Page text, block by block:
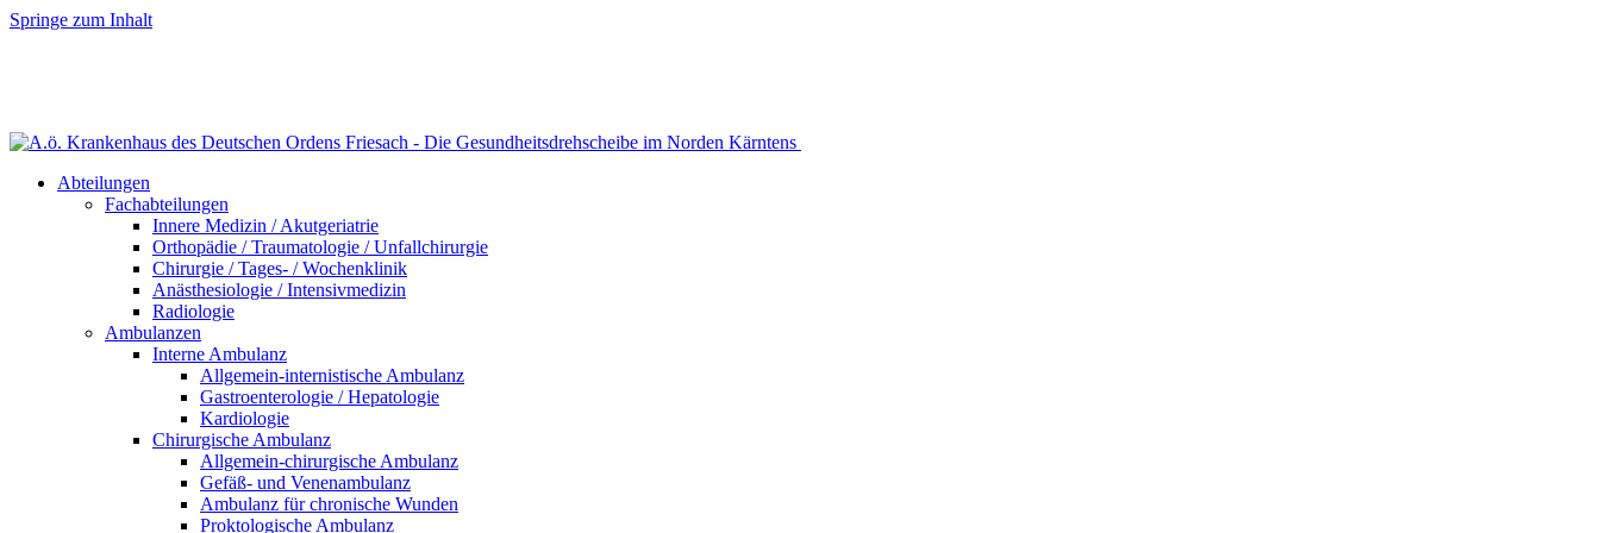
Springe zum Inhalt
Abteilungen
Fachabteilungen
Innere Medizin / Akutgeriatrie
Orthopädie / Traumatologie / Unfallchirurgie
Chirurgie / Tages- / Wochenklinik
Anästhesiologie / Intensivmedizin
Radiologie
Ambulanzen
Interne Ambulanz
Allgemein-internistische Ambulanz
Gastroenterologie / Hepatologie
Kardiologie
Chirurgische Ambulanz
Allgemein-chirurgische Ambulanz
Gefäß- und Venenambulanz
Ambulanz für chronische Wunden
Proktologische Ambulanz